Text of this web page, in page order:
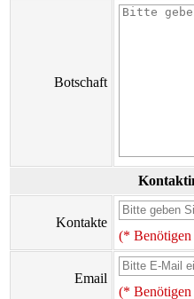
Botschaft
Kontakte
(* Benötigen
Email
(* Benötigen